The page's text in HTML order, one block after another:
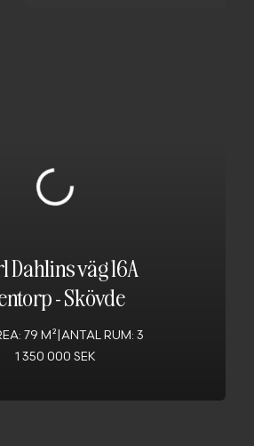
Dahlins väg 16A
-Skövde
79 M² ANTAL RUM: 3
1 350 000 SEK